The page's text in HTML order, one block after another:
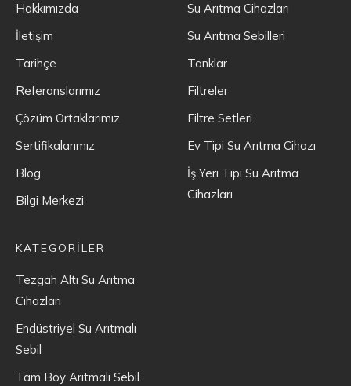
Hakkımızda
İletişim
Tarihçe
Referanslarımız
Çözüm Ortaklarımız
Sertifikalarımız
Blog
Bilgi Merkezi
Su Arıtma Cihazları
Su Arıtma Sebilleri
Tanklar
Filtreler
Filtre Setleri
Ev Tipi Su Arıtma Cihazı
İş Yeri Tipi Su Arıtma
Cihazları
KATEGORİLER
Tezgah Altı Su Arıtma
Cihazları
Endüstriyel Su Arıtmalı
Sebil
Tam Boy Arıtmalı Sebil